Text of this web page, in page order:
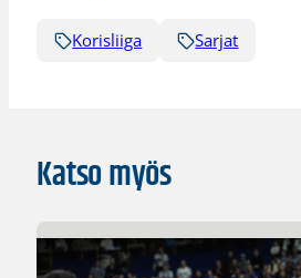
Korisliiga Sarjat
Katso myös